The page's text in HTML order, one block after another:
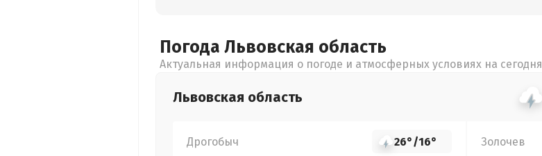
Погода Львовская область
Актуальная информация о погоде и атмосферных условиях на сегодня
Львовская область
Дрогобыч 26°/16° Золочев